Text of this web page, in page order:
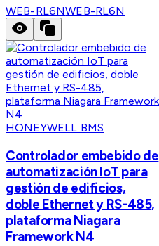
WEB-RL6NWEB-RL6N
HONEYWELL BMS
Controlador embebido de
automatización IoT para
gestión de edificios,
doble Ethernet y RS-485,
plataforma Niagara
Framework N4